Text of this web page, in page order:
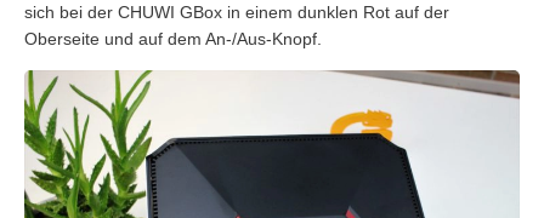
sich bei der CHUWI GBox in einem dunklen Rot auf der
Oberseite und auf dem An-/Aus-Knopf.